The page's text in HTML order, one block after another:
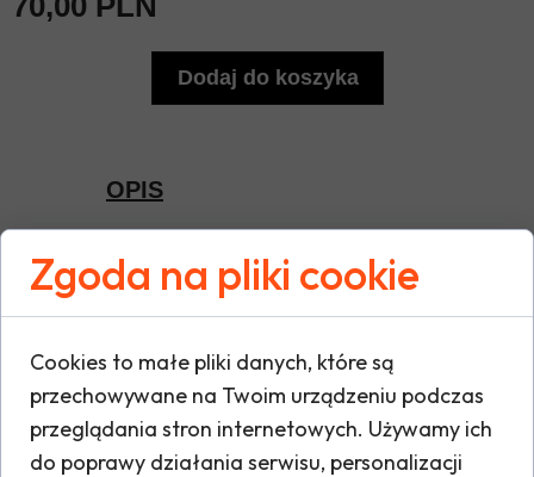
Dodaj do koszyka
Koszulka polo z krótkimi rękawami.
100% stabilizowana bawełna
Szczegóły:
Materiał pique.
Wzmocniona plisa z 2 guzikami
OPIS
Zgoda na pliki cookie
Cookies to małe pliki danych, które są
przechowywane na Twoim urządzeniu podczas
przeglądania stron internetowych. Używamy ich
do poprawy działania serwisu, personalizacji